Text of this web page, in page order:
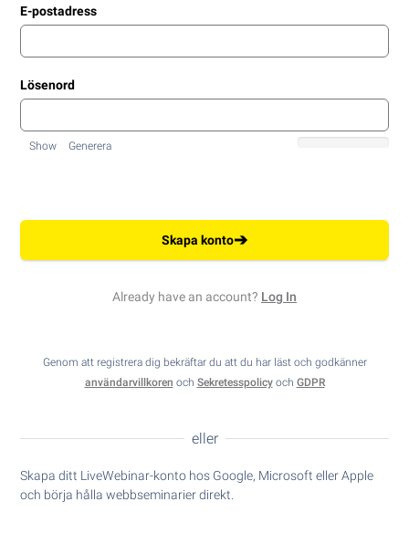
E-postadress
Lösenord
Show Generera
Skapa konto➔
Already have an account? Log In
Genom att registrera dig bekräftar du att du har läst och godkänner
användarvillkoren och Sekretesspolicyoch GDPR
eller
Skapa ditt LiveWebinar-konto hos Google, Microsoft eller Apple
och börja hålla webbseminarier direkt.